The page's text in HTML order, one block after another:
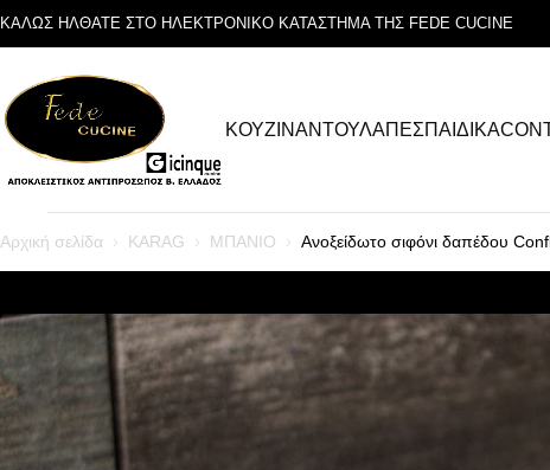
ΚΑΛΩΣ ΗΛΘΑΤΕ ΣΤΟ ΗΛΕΚΤΡΟΝΙΚΟ ΚΑΤΑΣΤΗΜΑ ΤΗΣ FEDE CUCINE
ΚΟΥΖΙΝΑΝΤΟΥΛΑΠΕΣΠΑΙΔΙΚΑ
Αρχική σελίδα KARAG ΜΠΑΝΙΟ Ανοξείδωτο σιφόνι δαπέδου